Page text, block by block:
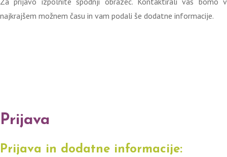
najkrajšem možnem času in vam podali še dodatne informacije.
Prijava
Prijava in dodatne informacije: